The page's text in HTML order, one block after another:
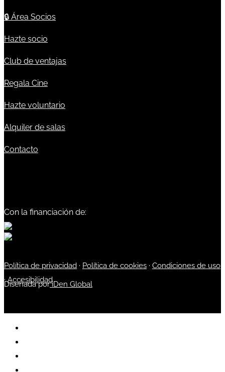
🔒 Área Socios
Hazte socio
Club de ventajas
Regala Cine
Hazte voluntario
Alquiler de salas
Contacto
Con la financiación de:
Política de privacidad · Política de cookies · Condiciones de uso
·Accesibilidad
Diseñada poriDen Global